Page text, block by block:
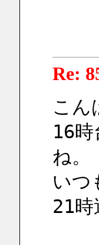
Re:
こん
16
ね。
いつ
21時